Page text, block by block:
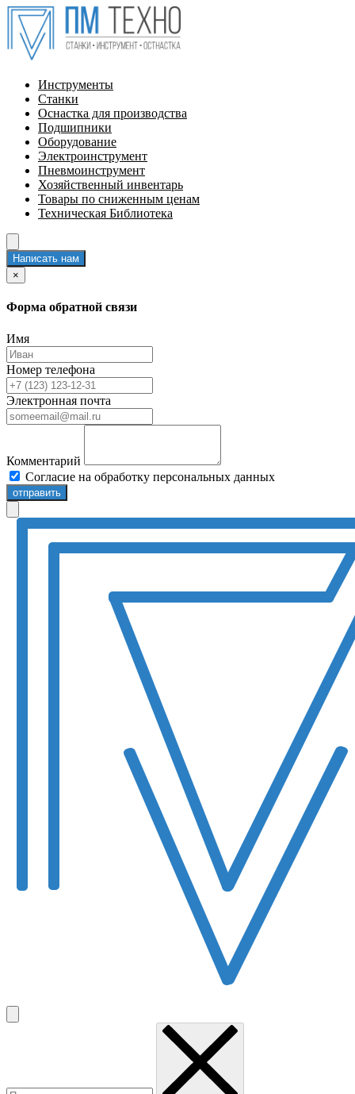
Инструменты
Станки
Оснастка для производства
Подшипники
Оборудование
Электроинструмент
Пневмоинструмент
Хозяйственный инвентарь
Товары по сниженным ценам
Техническая Библиотека
Написать нам
×
Форма обратной связи
Имя
Номер телефона
Электронная почта
Комментарий
Согласие на обработку персональных данных
отправить